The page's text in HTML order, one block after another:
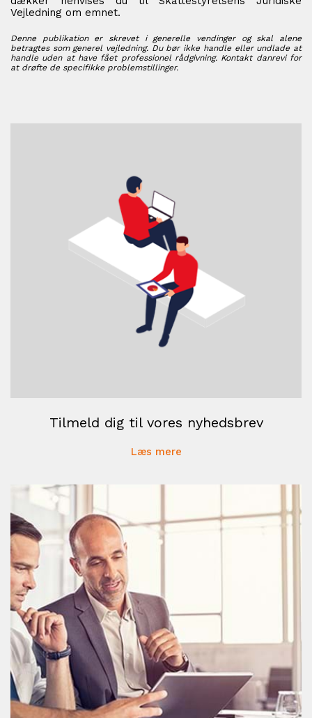
Vejledning om emnet.
Denne publikation er skrevet i generelle vendinger og skal alene
betragtes som generel vejledning. Du bør ikke handle eller undlade at
handle uden at have fået professionel rådgivning. Kontakt danrevi for
at drøfte de specifikke problemstillinger.
Tilmeld dig til vores nyhedsbrev
Læs mere